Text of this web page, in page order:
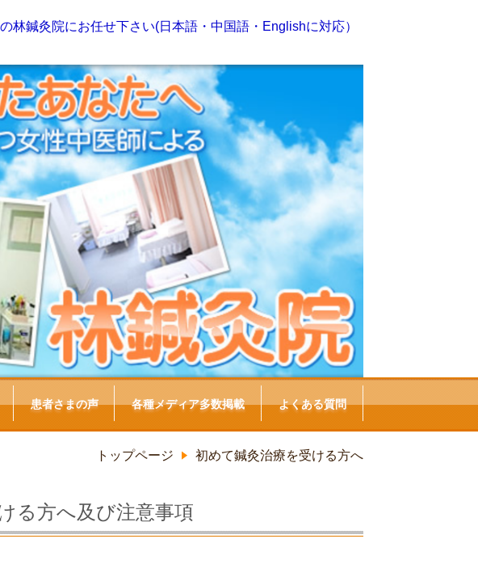
鍼灸院にお任せ下さい(日本語・中国語・Englishに対応）
患者さまの声 各種メディア多数掲載 よくある質問
トップページ 初めて鍼灸治療を受ける方へ
る方へ及び注意事項